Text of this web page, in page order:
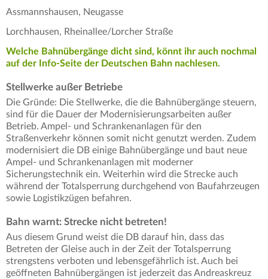
Assmannshausen, Neugasse
Lorchhausen, Rheinallee/Lorcher Straße
Welche Bahnübergänge dicht sind, könnt ihr auch nochmal
auf der Info-Seite der Deutschen Bahn nachlesen.
Stellwerke außer Betriebe
Die Gründe: Die Stellwerke, die die Bahnübergänge steuern,
sind für die Dauer der Modernisierungsarbeiten außer
Betrieb. Ampel- und Schrankenanlagen für den
Straßenverkehr können somit nicht genutzt werden. Zudem
modernisiert die DB einige Bahnübergänge und baut neue
Ampel- und Schrankenanlagen mit moderner
Sicherungstechnik ein. Weiterhin wird die Strecke auch
während der Totalsperrung durchgehend von Baufahrzeugen
sowie Logistikzügen befahren.
Bahn warnt: Strecke nicht betreten!
Aus diesem Grund weist die DB darauf hin, dass das
Betreten der Gleise auch in der Zeit der Totalsperrung
strengstens verboten und lebensgefährlich ist. Auch bei
geöffneten Bahnübergängen ist jederzeit das Andreaskreuz